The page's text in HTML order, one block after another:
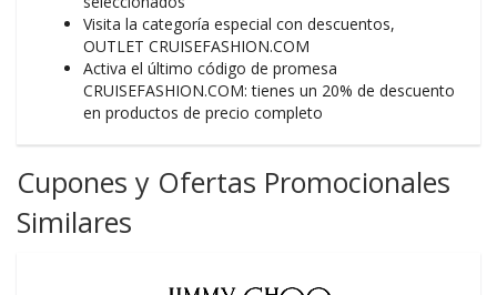
Visita la categoría especial con descuentos,
OUTLET CRUISEFASHION.COM
Activa el último código de promesa
CRUISEFASHION.COM: tienes un 20% de descuento
en productos de precio completo
Cupones y Ofertas Promocionales
Similares